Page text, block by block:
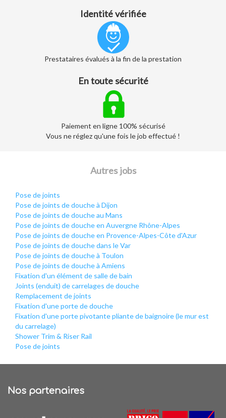
Identité vérifiée
Prestataires évalués à la fin de la prestation
En toute sécurité
Paiement en ligne 100% sécurisé
Vous ne réglez qu'une fois le job effectué !
Autres jobs
Pose de joints
Pose de joints de douche à Dijon
Pose de joints de douche au Mans
Pose de joints de douche en Auvergne Rhône-Alpes
Pose de joints de douche en Provence-Alpes-Côte d'Azur
Pose de joints de douche dans le Var
Pose de joints de douche à Toulon
Pose de joints de douche à Amiens
Fixation d'un élément de salle de bain
Joints (enduit) de carrelages de douche
Remplacement de joints
Fixation d'une porte de douche
Fixation d'une porte pivotante pliante de baignoire (le mur est
du carrelage)
Shower Trim & Riser Rail
Pose de joints
Nos partenaires